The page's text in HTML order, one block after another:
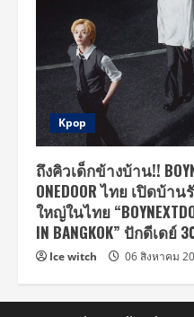
Kpop
ถึงคิวเด็กข้างบ้าน!!
ONEDOOR ไทย เปิดบ้
ใหญ่ในไทย
IN BANGKOK” ปักดีเดย์
Ice witch 06 สิงหาคม